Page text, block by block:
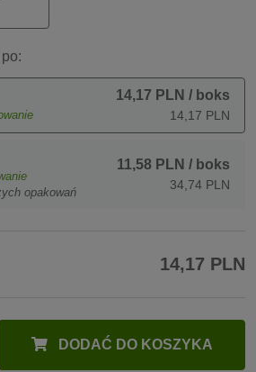
14,17 PLN / boks
14,17 PLN
opakowań
11,58 PLN / boks
34,74 PLN
14,17 PLN
DODAĆ DO KOSZYKA